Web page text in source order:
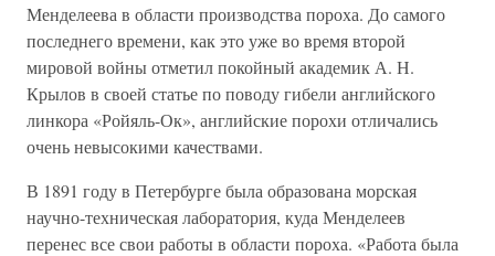
Менделеева в области производства пороха. До самого
последнего времени, как это уже во время второй
мировой войны отметил покойный академик А. Н.
Крылов в своей статье по поводу гибели английского
линкора «Ройяль-Ок», английские порохи отличались
очень невысокими качествами.
В 1891 году в Петербурге была образована морская
научно-техническая лаборатория, куда Менделеев
перенес все свои работы в области пороха. «Работа была